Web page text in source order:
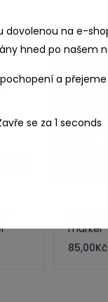
marker
85,00Kč